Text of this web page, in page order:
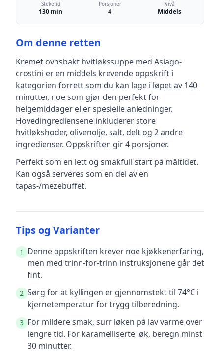
Steketid
130 min
Porsjoner
4
Nivå
Middels
Om denne retten
Kremet ovnsbakt hvitløkssuppe med Asiago-
crostini er en middels krevende oppskrift i
kategorien forrettsom du kan lage i løpet av 140
minutter, noe som gjør den perfekt for
helgemiddager eller spesielle anledninger.
Hovedingrediensene inkludererstore
hvitløkshoder, olivenolje, salt, delt og 2 andre
ingredienser. Oppskriften gir4 porsjoner.
Perfekt som en lett og smakfull start på måltidet.
Kan også serveres som en del av en
tapas-/mezebuffet.
Tips og Varianter
1
Denne oppskriften krever noe kjøkkenerfaring,
men med trinn-for-trinn instruksjonene går det
fint.
2 Sørg for at kyllingen er gjennomstekt til 74°C i
kjernetemperatur for trygg tilberedning.
3 For mildere smak, surr løken på lav varme over
lengre tid. For karamelliserte løk, beregn minst
30 minutter.